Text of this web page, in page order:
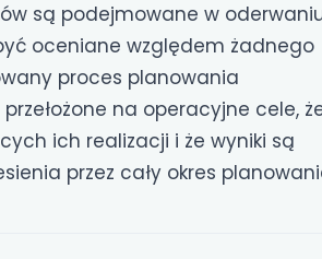
są podejmowane w
oceniane względem żadnego
proces planowania
na operacyjne cele,
ich realizacji i że wyniki są
przez cały okres